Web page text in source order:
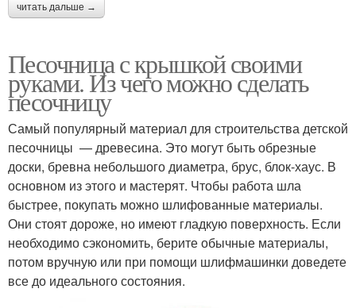
читать дальше →
Песочница с крышкой своими
руками. Из чего можно сделать
песочницу
Самый популярный материал для строительства детской
песочницы — древесина. Это могут быть обрезные
доски, бревна небольшого диаметра, брус, блок-хаус. В
основном из этого и мастерят. Чтобы работа шла
быстрее, покупать можно шлифованные материалы.
Они стоят дороже, но имеют гладкую поверхность. Если
необходимо сэкономить, берите обычные материалы,
потом вручную или при помощи шлифмашинки доведете
все до идеального состояния.